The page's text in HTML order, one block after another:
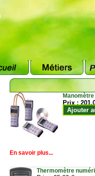
Prix :
Ajouter
En savoir plus...
Thermomètre